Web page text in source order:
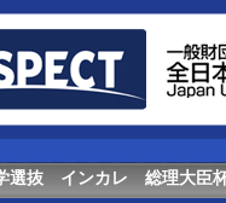
選抜 インカレ 総理大臣